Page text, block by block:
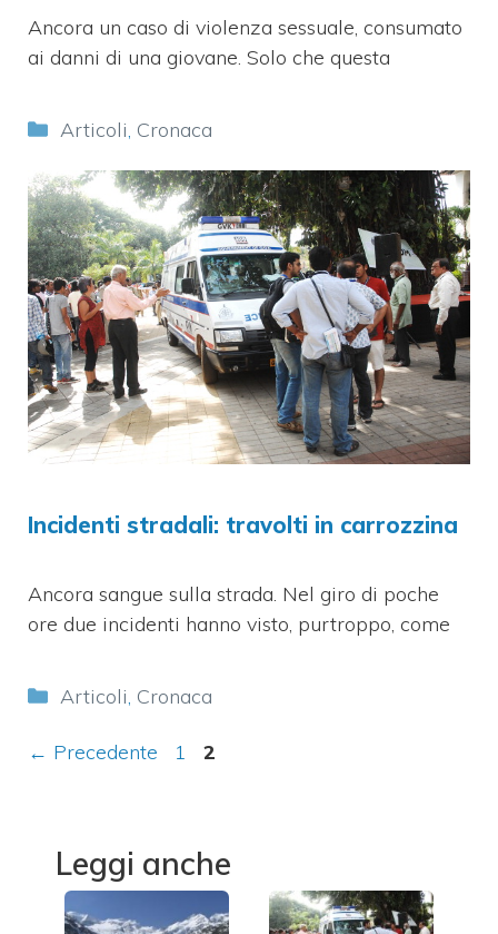
Ancora un caso di violenza sessuale, consumato
ai danni di una giovane. Solo che questa
Categorie
Articoli, Cronaca
Incidenti stradali: travolti in carrozzina
Ancora sangue sulla strada. Nel giro di poche
ore due incidenti hanno visto, purtroppo, come
Categorie
Articoli, Cronaca
← Precedente Pagina
1 Pagina
2
Leggi anche